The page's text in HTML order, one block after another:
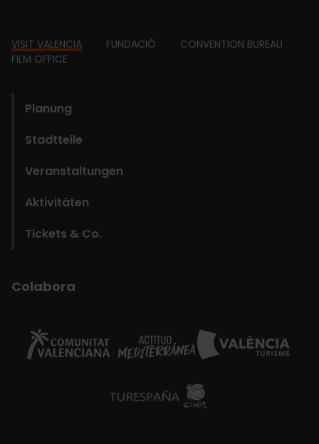
Footer
VISIT VALENCIA FUNDACIÓ
CONVENTION BUREAU
FILM OFFICE
Planung
Stadtteile
Veranstaltungen
Aktivitäten
Tickets & Co.
Colabora